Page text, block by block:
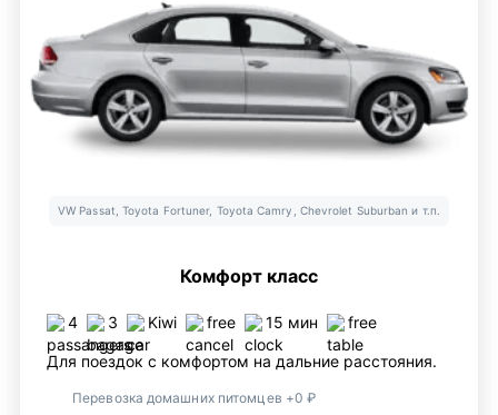
VW Passat, Toyota Fortuner, Toyota Camry, Chevrolet Suburban и т.п.
Комфорт класс
4 3 Kiwi free 15 мин free
Для поездок с комфортом на дальние расстояния.
Перевозка домашних питомцев +0 ₽